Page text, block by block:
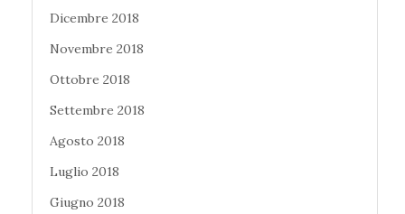
Dicembre 2018
Novembre 2018
Ottobre 2018
Settembre 2018
Agosto 2018
Luglio 2018
Giugno 2018